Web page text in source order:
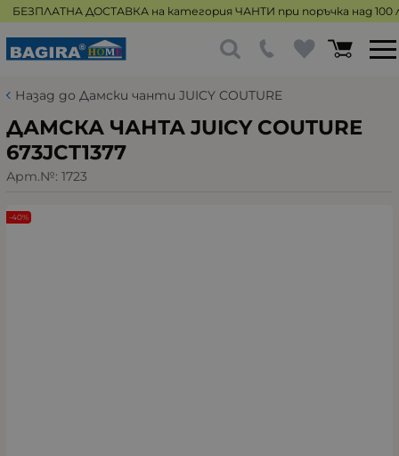
БЕЗПЛАТНА ДОСТАВКА на категория ЧАНТИ при поръчка над 100
Назад до Дамски чанти JUICY COUTURE
ДАМСКА ЧАНТА JUICY COUTURE
673JCT1377
Арт.№: 1723
-40%